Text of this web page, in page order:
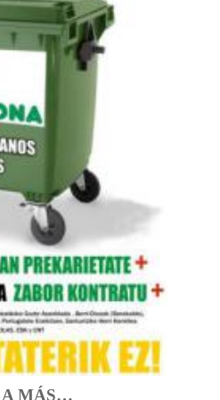
A MÁS…